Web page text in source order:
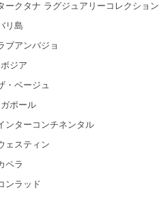
ークタナ ラグジュアリーコレクション
リ島
ブアンバジョ
ジア
・ベージュ
ポール
ンターコンチネンタル
ェスティン
ペラ
ンラッド